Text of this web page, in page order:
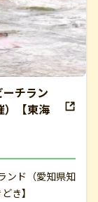
チラン
）【東海
ンド（愛知県知
き】